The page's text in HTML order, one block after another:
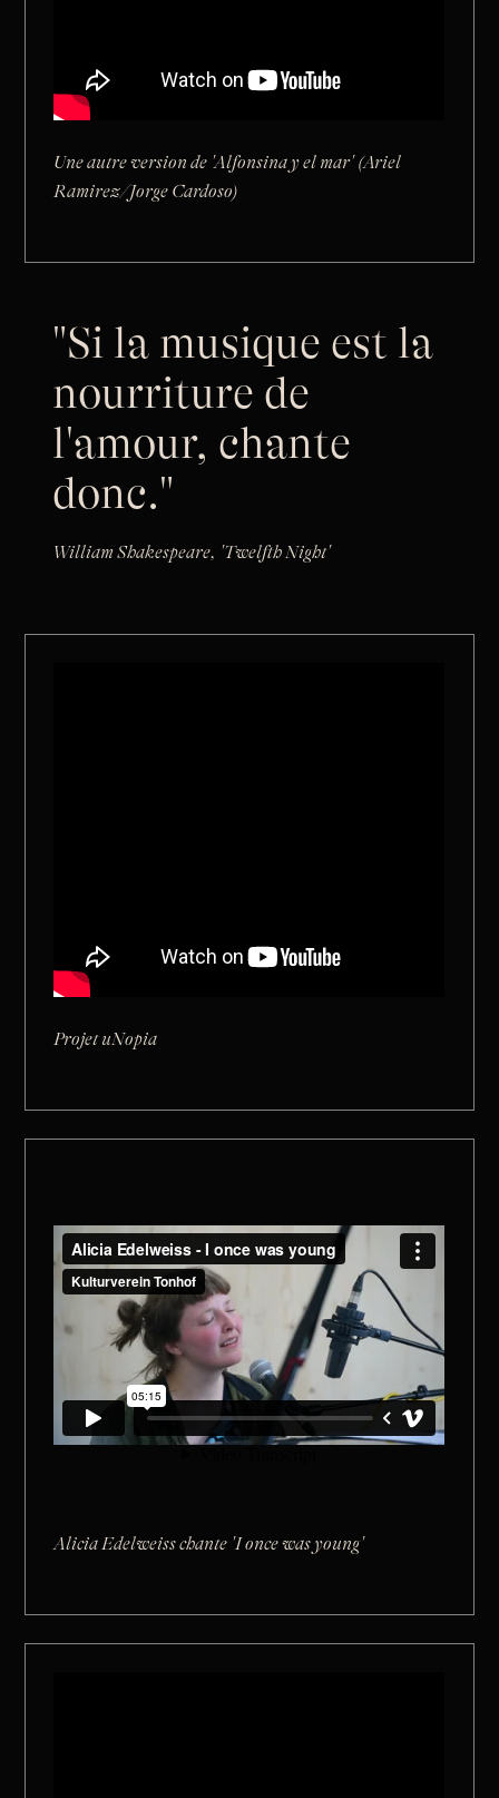
Une autre version de 'Alfonsina y el mar' (Ariel
Ramirez/Jorge Cardoso)
"Si la musique est la
nourriture de
l'amour, chante
donc."
William Shakespeare, 'Twelfth Night'
Projet uNopia
Alicia Edelweiss chante 'I once was young'